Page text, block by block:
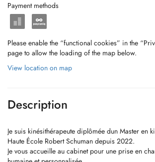
Payment methods
Please enable the “functional cookies” in the
page to allow the loading of the map below.
View location on map
Description
Je suis kinésithérapeute diplômée dun Master en
Haute École Robert Schuman depuis 2022.
Je vous accueille au cabinet pour une prise en